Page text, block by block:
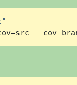
--cov-